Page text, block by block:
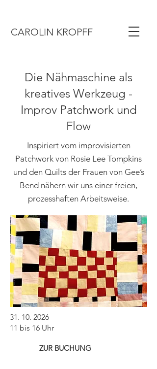
CAROLIN KROPFF
Die Nähmaschine als
kreatives Werkzeug -
Improv Patchwork und
Flow
Inspiriert vom improvisierten
Patchwork von Rosie Lee Tompkins
und den Quilts der Frauen von Gee’s
Bend nähern wir uns einer freien,
prozesshaften Arbeitsweise.
31. 10. 2026
11 bis 16 Uhr
ZUR BUCHUNG